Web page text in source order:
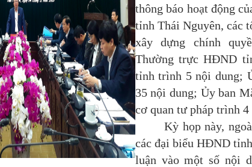
thông báo hoạt động
tỉnh Thái Nguyên, các
xây dựng chính
Thường trực HĐND
tỉnh trình 5 nội dung;
35 nội dung; Ủy ban
cơ quan tư pháp trình 4
Kỳ họp này, ngoài
các đại biểu HĐND
luận vào một số nội